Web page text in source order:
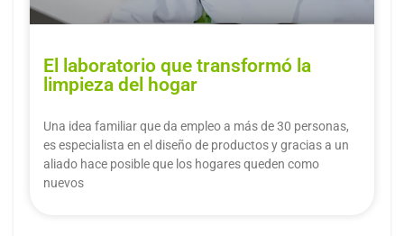
El laboratorio que transformó la
limpieza del hogar
Una idea familiar que da empleo a más de 30 personas,
es especialista en el diseño de productos y gracias a un
aliado hace posible que los hogares queden como
nuevos